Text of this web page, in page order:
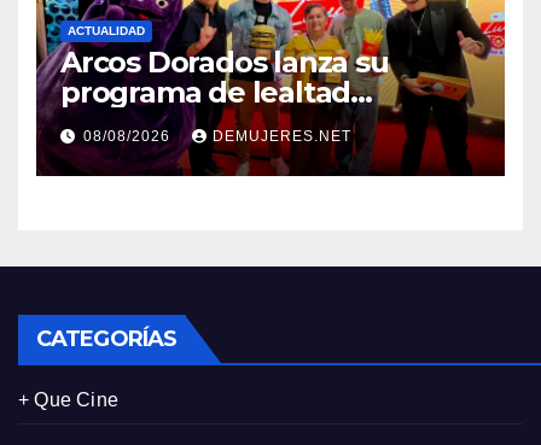
ACTUALIDAD
Arcos Dorados lanza su
programa de lealtad
‘MiMcDonald’s y reconoce a
tres de sus clientes más
leales de Panamá
08/08/2026 DEMUJERES.NET
CATEGORÍAS
+ Que Cine